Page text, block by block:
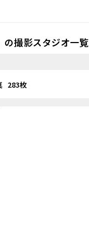
い
で見比べたい
の撮影スタジオ一覧
283枚